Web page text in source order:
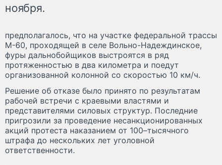
ноября.
предполагалось, что на участке федеральной трассы
М-60, проходящей в селе Вольно-Надеждинское,
фуры дальнобойщиков выстроятся в ряд
протяженностью в два километра и поедут
организованной колонной со скоростью 10 км/ч.
Решение об отказе было принято по результатам
рабочей встречи с краевыми властями и
представителями силовых структур. Последние
пригрозили за проведение несанкционированных
акций протеста наказанием от 100–тысячного
штрафа до нескольких лет уголовной
ответственности.